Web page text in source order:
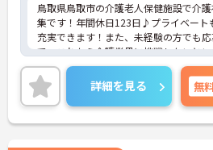
鳥取県鳥取市の介護老人保健施設で介
集です！年間休日123日♪プライベート
充実できます！また、未経験の方でも
で、これから介護業界に挑戦したいと
タリの職場です◎ご興味のある方は、
をお伝えしますので、お気軽にご連絡く
詳細を見る 無